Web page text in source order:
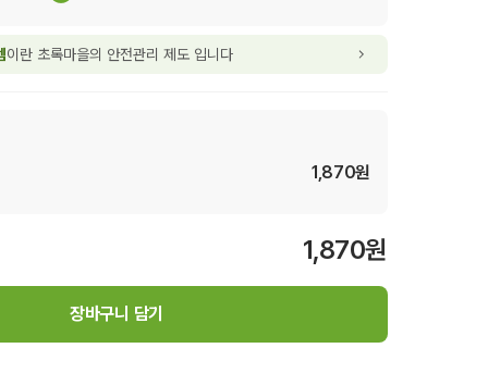
이란 초록마을의 안전관리 제도 입니다
1,870원
1,870원
장바구니 담기